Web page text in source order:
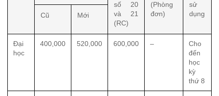
số 20
và 21
(RC)
(Phòng
đơn)
sử
dụng
Cũ Mới
Đại
học
400,000 520,000 600,000 –
Cho
đến
học
kỳ
thứ 8